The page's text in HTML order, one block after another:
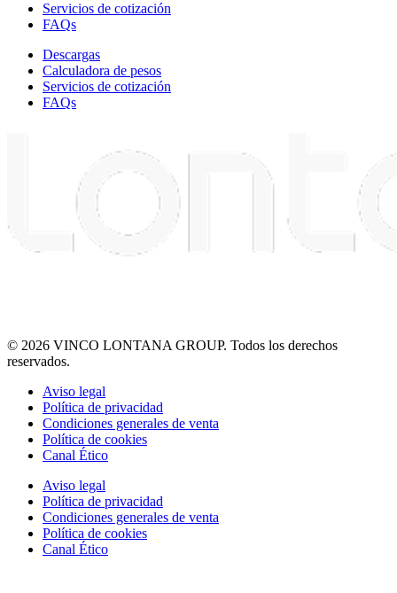
Servicios de cotización
FAQs
Descargas
Calculadora de pesos
Servicios de cotización
FAQs
© 2026 VINCO LONTANA GROUP. Todos los derechos
reservados.
Aviso legal
Política de privacidad
Condiciones generales de venta
Política de cookies
Canal Ético
Aviso legal
Política de privacidad
Condiciones generales de venta
Política de cookies
Canal Ético